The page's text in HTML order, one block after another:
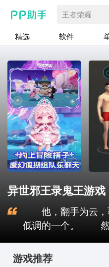
王者荣耀
精选 软件
异世邪王录鬼王游戏
他，翻手为云，
低调的一个。 然
游戏推荐